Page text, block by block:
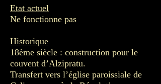
Etat actuel
Ne fonctionne pas
Historique
18ème siècle : construction pour le
couvent d’Alzipratu.
Transfert vers l’église paroissiale de